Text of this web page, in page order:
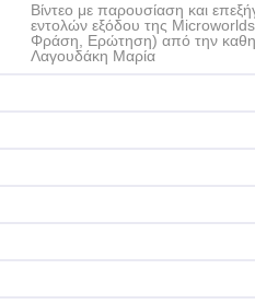
Βίντεο με παρουσίαση και
εντολών εξόδου της
Φράση, Ερώτηση) από την
Λαγουδάκη Μαρία